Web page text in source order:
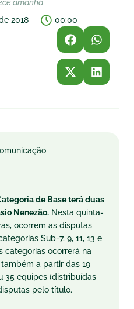
amanhã
2018
00:00
de Baseterá duas
Nenezão. Nesta quinta-
ocorrem as disputas
Sub-7, 9, 11, 13 e
categorias ocorrerá na
também a partir das 19
35 equipes (distribuídas
pelo título.